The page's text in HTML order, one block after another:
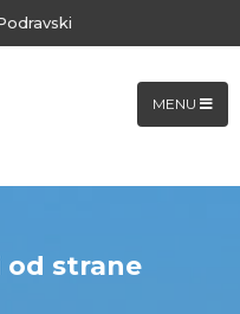
MENU
od strane